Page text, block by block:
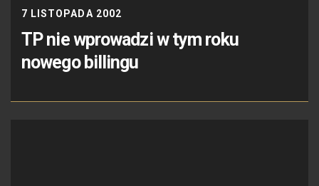
7 LISTOPADA 2002
TP nie wprowadzi w tym roku
nowego billingu